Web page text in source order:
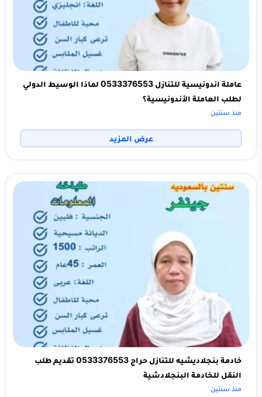
عاملة اندونيسية للتنازل 0533376553 لماذا الوسيط الدولي
لطلب العاملة الأندونيسية؟
منذ سنتين
عرض المزيد
خادمة بنجلاديشيه للتنازل حراج 0533376553 تقديم طلب
النقل للخادمة البنجلادشية
منذ سنتين